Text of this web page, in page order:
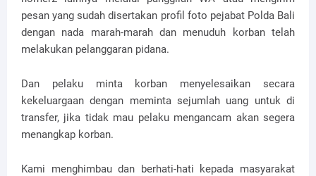
pesan yang sudah disertakan profil foto pejabat Polda Bali
dengan nada marah-marah dan menuduh korban telah
melakukan pelanggaran pidana.
Dan pelaku minta korban menyelesaikan secara
kekeluargaan dengan meminta sejumlah uang untuk di
transfer, jika tidak mau pelaku mengancam akan segera
menangkap korban.
Kami menghimbau dan berhati-hati kepada masyarakat